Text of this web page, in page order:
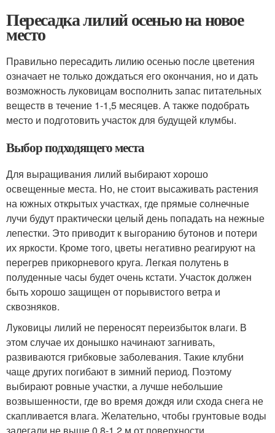
Пересадка лилий осенью на новое
место
Правильно пересадить лилию осенью после цветения
означает не только дождаться его окончания, но и дать
возможность луковицам восполнить запас питательных
веществ в течение 1-1,5 месяцев. А также подобрать
место и подготовить участок для будущей клумбы.
Выбор подходящего места
Для выращивания лилий выбирают хорошо
освещенные места. Но, не стоит высаживать растения
на южных открытых участках, где прямые солнечные
лучи будут практически целый день попадать на нежные
лепестки. Это приводит к выгоранию бутонов и потери
их яркости. Кроме того, цветы негативно реагируют на
перегрев прикорневого круга. Легкая полутень в
полуденные часы будет очень кстати. Участок должен
быть хорошо защищен от порывистого ветра и
сквозняков.
Луковицы лилий не переносят переизбыток влаги. В
этом случае их донышко начинают загнивать,
развиваются грибковые заболевания. Такие клубни
чаще других погибают в зимний период. Поэтому
выбирают ровные участки, а лучше небольшие
возвышенности, где во время дождя или схода снега не
скапливается влага. Желательно, чтобы грунтовые воды
залегали не выше 0,8-1,2 м от поверхности.